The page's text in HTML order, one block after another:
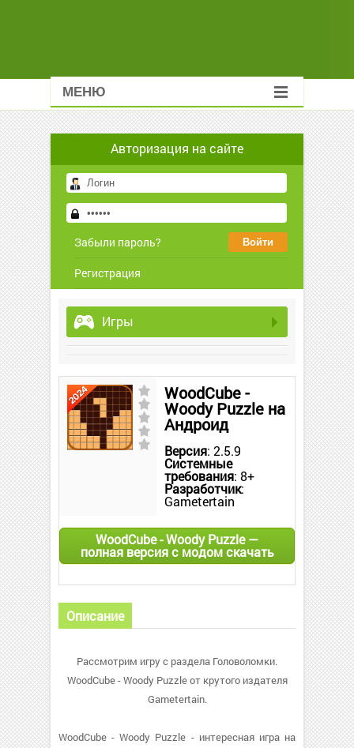
МЕНЮ
Авторизация на сайте
Забыли пароль?
Регистрация
Игры
WoodCube -
Woody Puzzle на
Андроид
Версия: 2.5.9
Системные
требования: 8+
Разработчик:
Gametertain
WoodCube - Woody Puzzle —
полная версия с модом скачать
Описание
Рассмотрим игру с раздела Головоломки.
WoodCube - Woody Puzzle от крутого издателя
Gametertain.
WoodCube - Woody Puzzle - интересная игра на